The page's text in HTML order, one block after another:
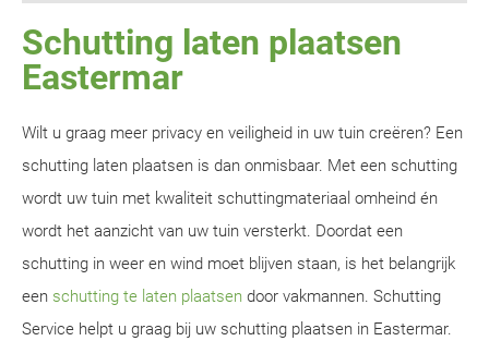
Schutting laten plaatsen
Eastermar
Wilt u graag meer privacy en veiligheid in uw tuin creëren? Een
schutting laten plaatsen is dan onmisbaar. Met een schutting
wordt uw tuin met kwaliteit schuttingmateriaal omheind én
wordt het aanzicht van uw tuin versterkt. Doordat een
schutting in weer en wind moet blijven staan, is het belangrijk
een schutting te laten plaatsen door vakmannen. Schutting
Service helpt u graag bij uw schutting plaatsen in Eastermar.